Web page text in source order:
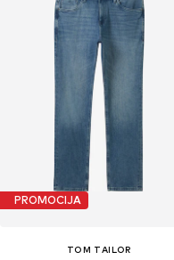
PROMOCIJA
TOM TAILOR